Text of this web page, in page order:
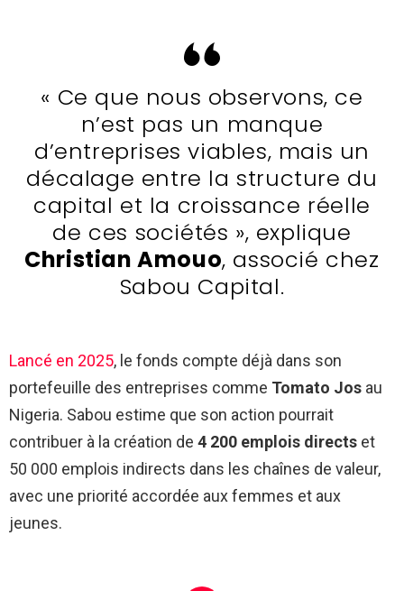
« Ce que nous observons, ce
n’est pas un manque
d’entreprises viables, mais un
décalage entre la structure du
capital et la croissance réelle
de ces sociétés », explique
Christian Amouo, associé chez
Sabou Capital.
Lancé en 2025, le fonds compte déjà dans son
portefeuille des entreprises comme Tomato Jos au
Nigeria. Sabou estime que son action pourrait
contribuer à la création de 4 200 emplois directs et
50 000 emplois indirects dans les chaînes de valeur,
avec une priorité accordée aux femmes et aux
jeunes.